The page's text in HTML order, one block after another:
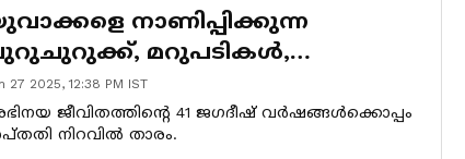
നാണിപ്പിക്കുന്ന
മറുപടികൾ,
Jagadish
27 2025, 12:38 PM IST
ജീവിതത്തിൻ്റെ 41 ജഗദീഷ് വർഷങ്ങൾക്കൊപ്പം
നിറവിൽ താരം.